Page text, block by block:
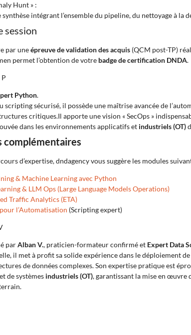
Hunt » :
synthèse intégrant l’ensemble du pipeline, du nettoyage à la
session
par uneépreuve de validation des acquis (QCM post-TP)
permet l’obtention de votre badge de certification DNDA.
Python.
scripting sécurisé, il possède une maîtrise avancée de
critiques.Il apporte une vision « SecOps »
dans les environnements applicatifs et industriels (OT)
d’expertise, dndagency vous suggère les modules
& Machine Learning avec Python
& LLM Ops (Large Language Models Operations)
Traffic Analytics (ETA)
l’Automatisation (Scripting expert)
parAlban V., praticien-formateur confirmé et Expert Data
il met à profit sa solide expérience dans le déploiement
de données complexes. Son expertise pratique est
de systèmes industriels (OT), garantissant la mise en œuvre